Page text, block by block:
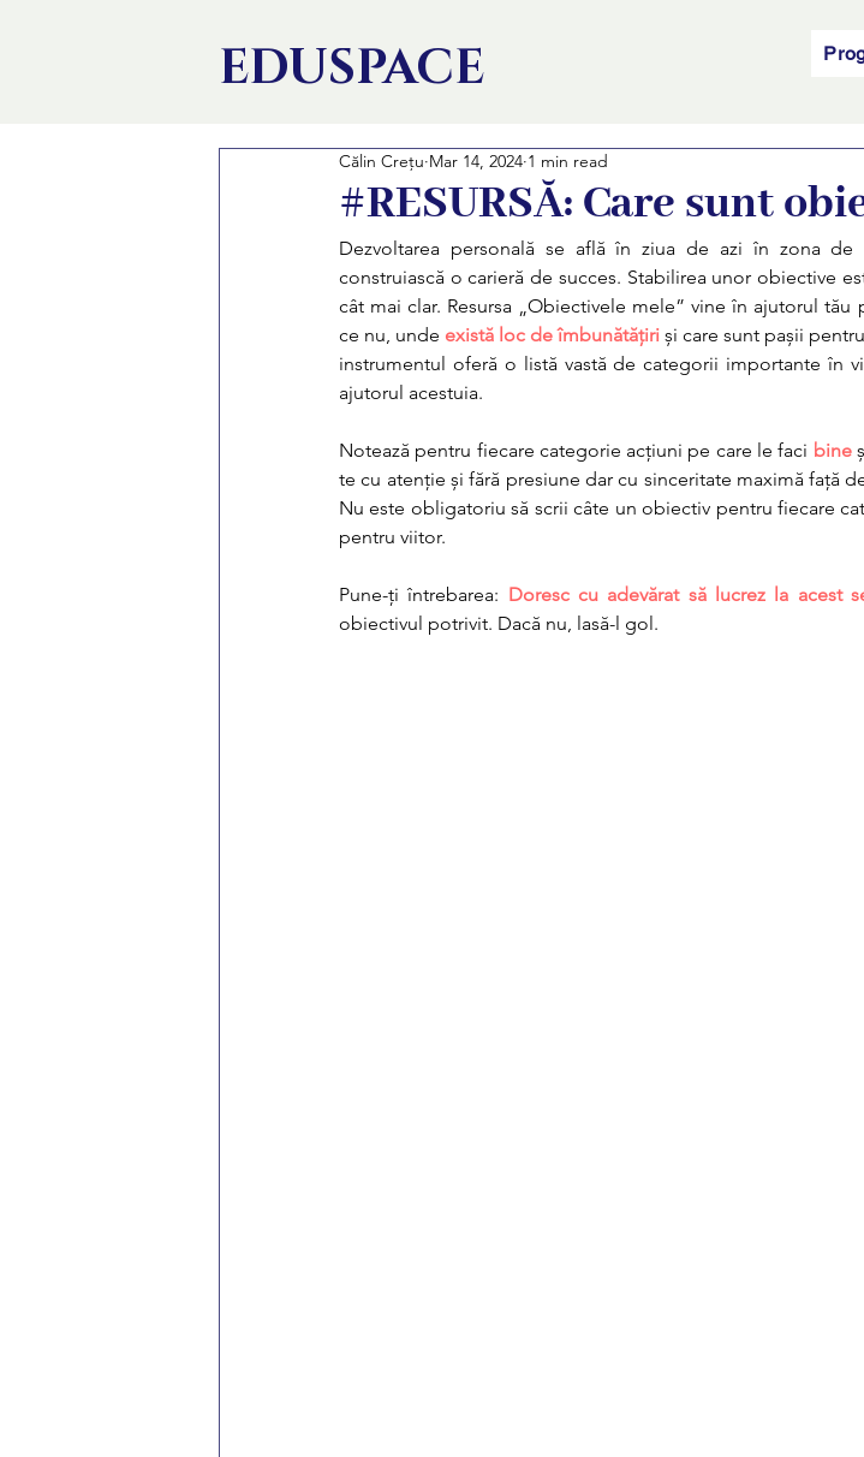
EDUSPACE
#RESURSĂ: Care sunt
Călin Crețu Mar 14, 2024 1 min read
Dezvoltarea personală se află în ziua de azi în zona
construiască o carieră de succes. Stabilirea unor obiective
cât mai clar. Resursa „Obiectivele mele” vine în ajutorul
ce nu, unde există loc de îmbunătățiri și care sunt pașii
instrumentul oferă o listă vastă de categorii importante în
ajutorul acestuia.
Notează pentru fiecare categorie acțiuni pe care le faci bine
te cu atenție și fără presiune dar cu sinceritate maximă față
Nu este obligatoriu să scrii câte un obiectiv pentru fiecare
pentru viitor.
Pune-ți întrebarea: Doresc cu adevărat să lucrez la acest
obiectivul potrivit. Dacă nu, lasă-l gol.